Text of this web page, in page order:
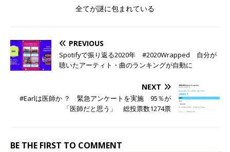
全てが謎に包まれている
PREVIOUS
Spotifyで振り返る2020年 #2020Wrapped 自分が
聴いたアーティト・曲のランキングが自動に
NEXT
#Earlは医師か ？ 緊急アンケートを実施 95％が
「医師だと思う」 総投票数1274票
BE THE FIRST TO COMMENT